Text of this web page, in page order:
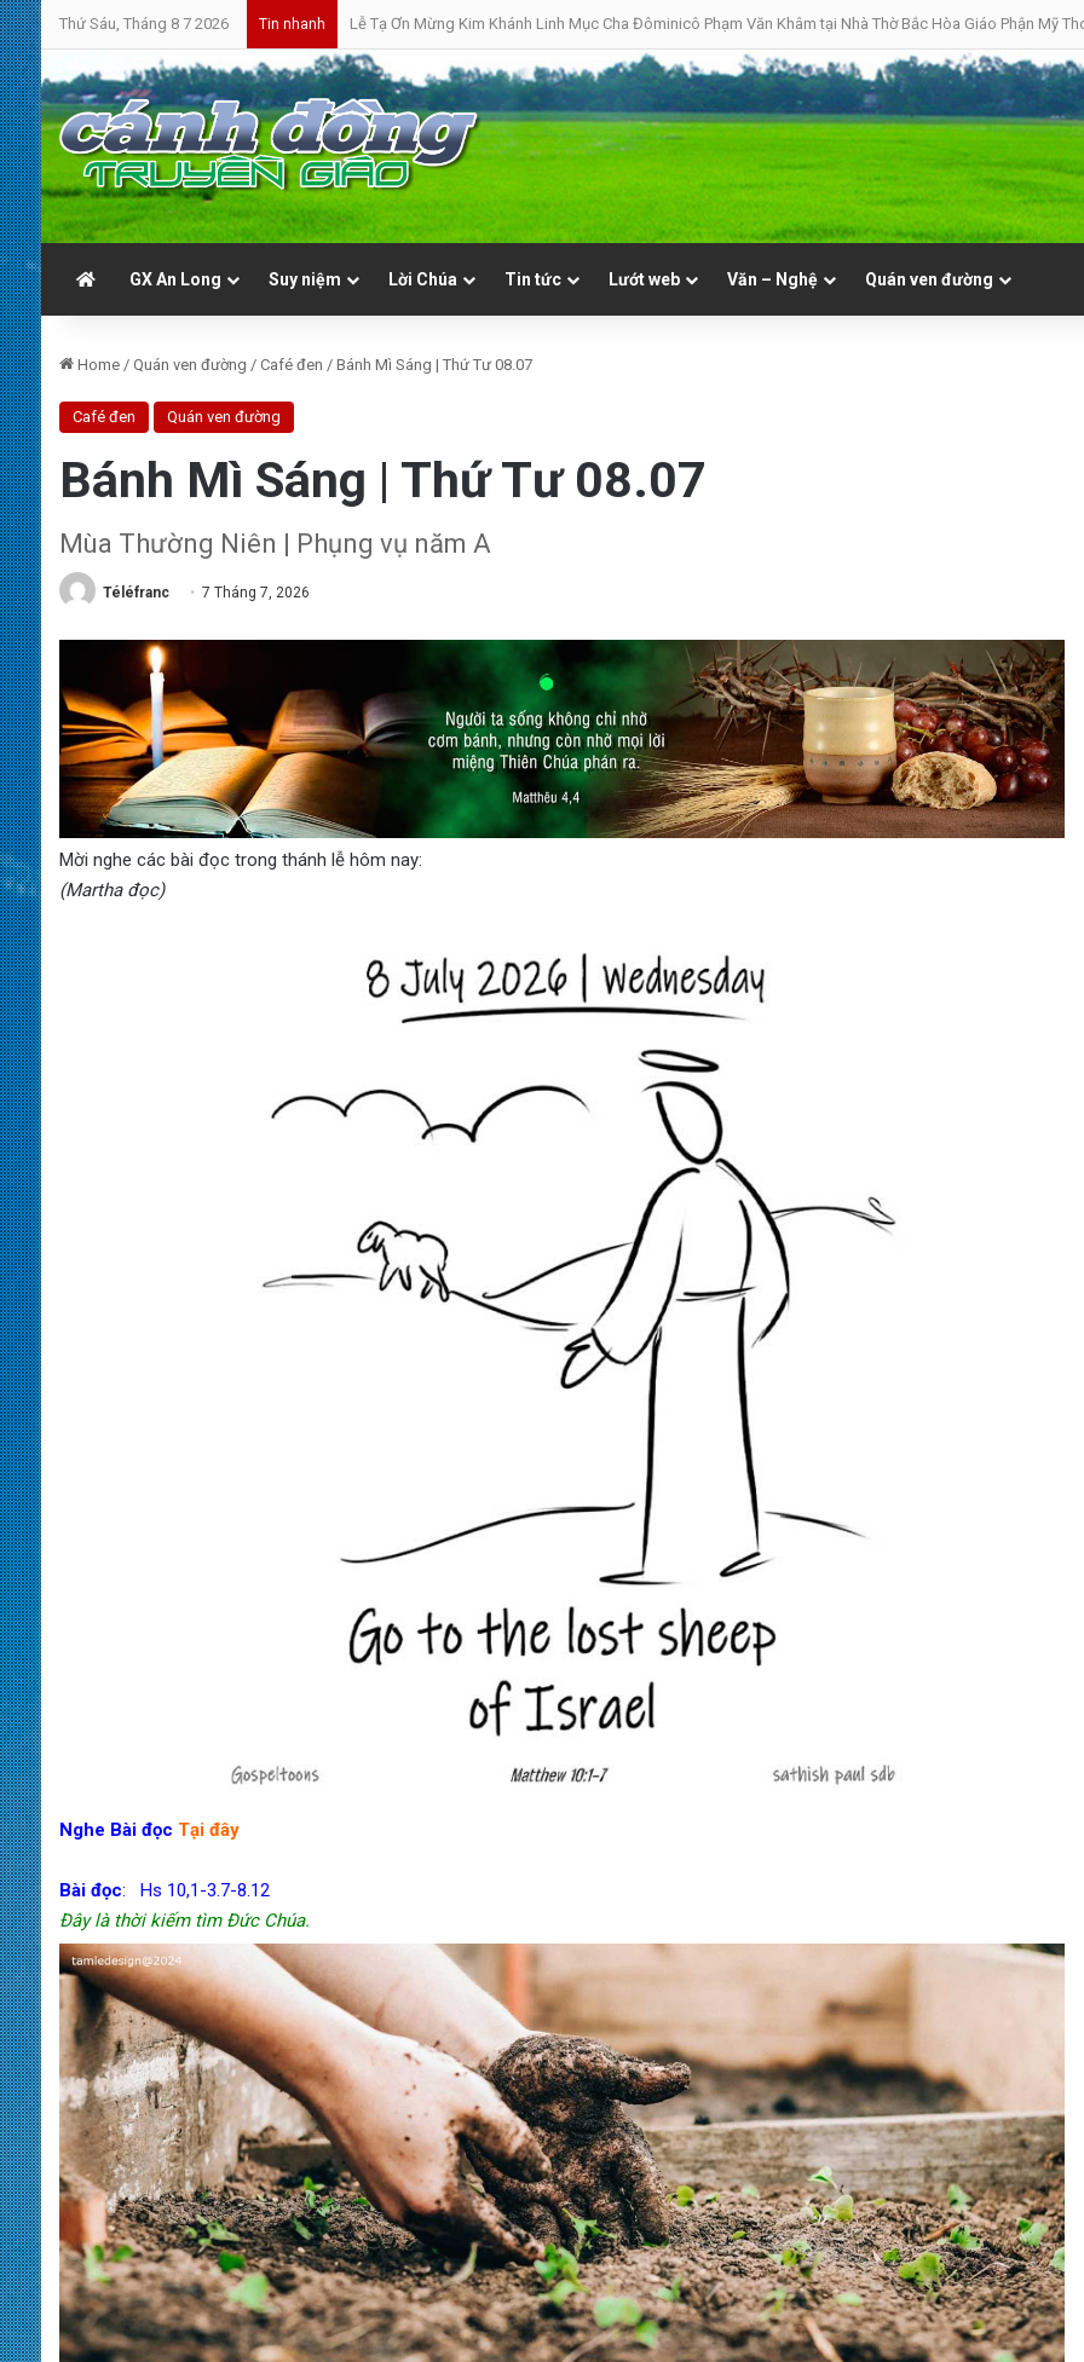
Thứ Sáu, Tháng 8 7 2026 Tin nhanh Bánh Mì Sáng | Thứ Bảy 08.08 | Thánh Đaminh, Linh mục
GX An Long Suy niệm Lời Chúa Tin tức Lướt web Văn – Nghệ Quán ven đường
Home / Quán ven đường / Café đen / Bánh Mì Sáng | Thứ Tư 08.07
Café đen Quán ven đường
Bánh Mì Sáng | Thứ Tư 08.07
Mùa Thường Niên | Phụng vụ năm A
Téléfranc 7 Tháng 7, 2026
Mời nghe các bài đọc trong thánh lễ hôm nay:
(Martha đọc)
Nghe Bài đọc Tại đây
Bài đọc:
Hs 10,1-3.7-8.12
Đây là thời kiếm tìm Đức Chúa.